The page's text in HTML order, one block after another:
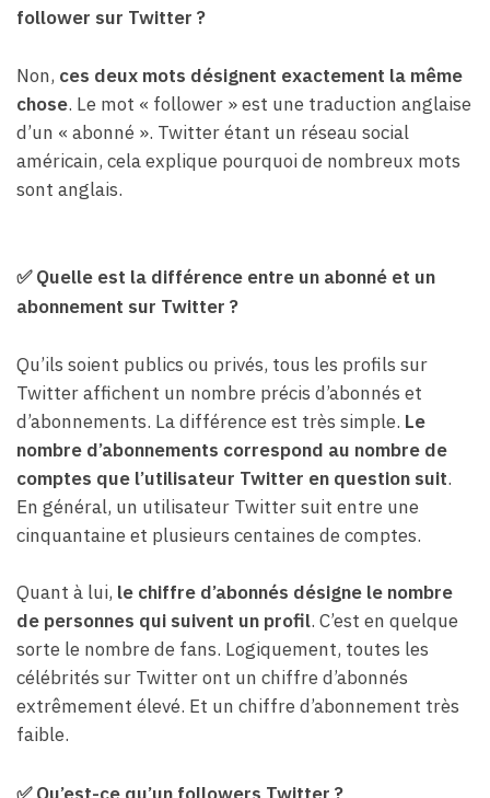
follower sur Twitter ?
Non, ces deux mots désignent exactement la même
chose. Le mot « follower » est une traduction anglaise
d’un « abonné ». Twitter étant un réseau social
américain, cela explique pourquoi de nombreux mots
sont anglais.
✅Quelle est la différence entre un abonné et un
abonnement sur Twitter ?
Qu’ils soient publics ou privés, tous les profils sur
Twitter affichent un nombre précis d’abonnés et
d’abonnements. La différence est très simple. Le
nombre d’abonnements correspond au nombre de
comptes que l’utilisateur Twitter en question suit.
En général, un utilisateur Twitter suit entre une
cinquantaine et plusieurs centaines de comptes.
Quant à lui, le chiffre d’abonnés désigne le nombre
de personnes qui suivent un profil. C’est en quelque
sorte le nombre de fans. Logiquement, toutes les
célébrités sur Twitter ont un chiffre d’abonnés
extrêmement élevé. Et un chiffre d’abonnement très
faible.